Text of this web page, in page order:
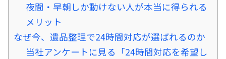
夜間・早朝しか動けない人が本当に得られる
メリット
なぜ今、遺品整理で24時間対応が選ばれるのか
当社アンケートに見る「24時間対応を希望し